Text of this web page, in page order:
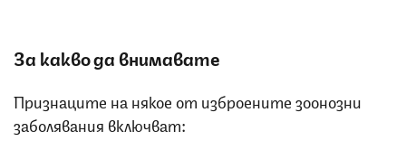
За какво да внимавате
Признаците на някое от изброените зоонозни
заболявания включват: